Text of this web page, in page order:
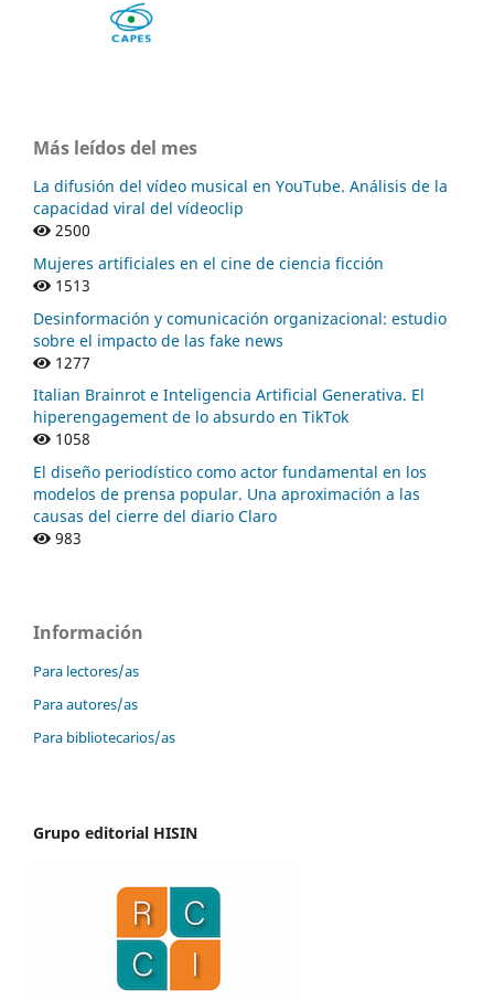
Más leídos del mes
La difusión del vídeo musical en YouTube. Análisis de la
capacidad viral del vídeoclip
2500
Mujeres artificiales en el cine de ciencia ficción
1513
Desinformación y comunicación organizacional: estudio
sobre el impacto de las fake news
1277
Italian Brainrot e Inteligencia Artificial Generativa. El
hiperengagement de lo absurdo en TikTok
1058
El diseño periodístico como actor fundamental en los
modelos de prensa popular. Una aproximación a las
causas del cierre del diario Claro
983
Información
Para lectores/as
Para autores/as
Para bibliotecarios/as
Grupo editorial HISIN